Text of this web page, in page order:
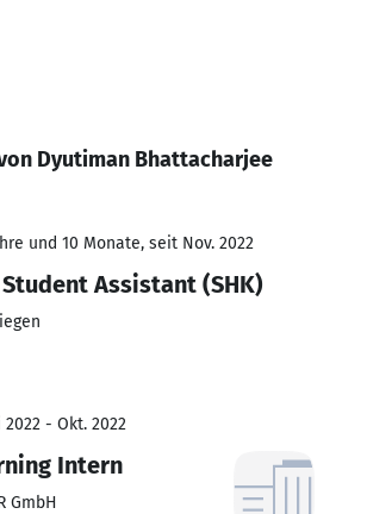
Dyutiman Bhattacharjee
und 10 Monate, seit Nov. 2022
Assistant (SHK)
- Okt. 2022
Intern
GmbH